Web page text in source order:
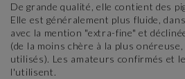
De grande qualité, elle contient des
Elle est généralement plus fluide,
avec la mention "extra-fine" et
(de la moins chère à la plus
utilisés). Les amateurs confirmés et
l'utilisent.